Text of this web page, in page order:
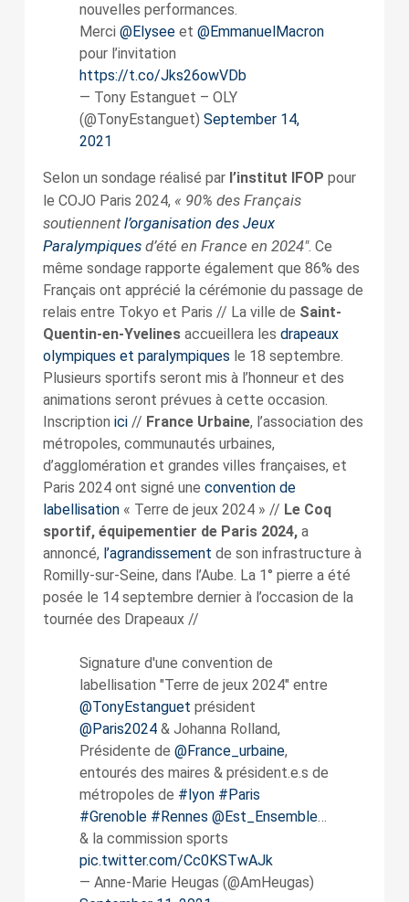
nouvelles performances.
Merci @Elyseeet @EmmanuelMacron
pour l’invitation
https://t.co/Jks26owVDb
— Tony Estanguet – OLY
(@TonyEstanguet) September 14,
2021
Selon un sondage réalisé par l’institut IFOP pour
le COJO Paris 2024, « 90% des Français
soutiennentl’organisation des Jeux
Paralympiquesd’été en France en 2024″. Ce
même sondage rapporte également que 86% des
Français ont apprécié la cérémonie du passage de
relais entre Tokyo et Paris // La ville de Saint-
Quentin-en-Yvelinesaccueillera les drapeaux
olympiques et paralympiques le 18 septembre.
Plusieurs sportifs seront mis à l’honneur et des
animations seront prévues à cette occasion.
Inscription ici// France Urbaine, l’association des
métropoles, communautés urbaines,
d’agglomération et grandes villes françaises, et
Paris 2024 ont signé une convention de
labellisation« Terre de jeux 2024 » // Le Coq
sportif, équipementier de Paris 2024,a
annoncé, l’agrandissement de son infrastructure à
Romilly-sur-Seine, dans l’Aube. La 1° pierre a été
posée le 14 septembre dernier à l’occasion de la
tournée des Drapeaux //
Signature d'une convention de
labellisation "Terre de jeux 2024" entre
@TonyEstanguet président
@Paris2024& Johanna Rolland,
Présidente de @France_urbaine,
entourés des maires & président.e.s de
métropoles de #lyon #Paris
#Grenoble #Rennes @Est_Ensemble…
& la commission sports
pic.twitter.com/Cc0KSTwAJk
— Anne-Marie Heugas (@AmHeugas)